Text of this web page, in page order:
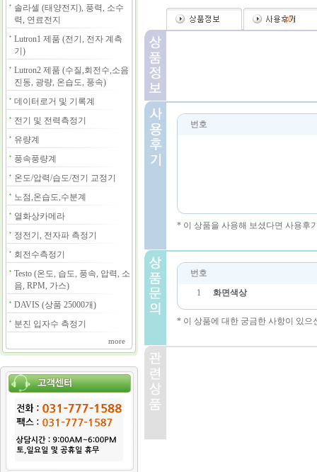
솔라셀 (태양전지), 풍력, 소수
력, 연료전지
Lutron1 제품 (전기, 전자 계측
기)
Lutron2 제품 (수질,회전수,소음
진동, 광량, 온습도, 풍속)
데이터로거 및 기록계
전기 및 전력측정기
유량계
풍속풍량계
온도/압력/습도/전기 교정기
노점,온습도,수분계
열화상카메라
정전기, 전자파 측정기
회전수측정기
Testo (온도, 습도, 풍속, 압력, 소
음, RPM, 가스)
DAVIS (상품 25000개)
분진 입자수 측정기
more
(0)
번호
* 이 상품을 사용해 보셨다면 사용후
번호
1
화면색상
* 이 상품에 대한 궁금한 사항이 있